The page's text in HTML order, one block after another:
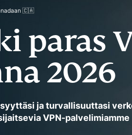
scale.
🇨🇦
paras
2026
ja turvallisuuttasi
VPN-palvelimiamme